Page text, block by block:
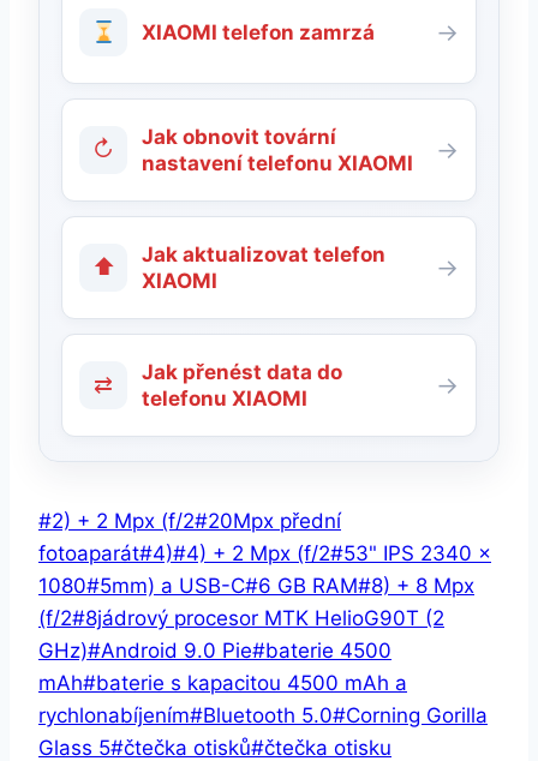
XIAOMI telefon zamrzá →
↻
Jak obnovit tovární
nastavení telefonu XIAOMI
→
⬆
Jak aktualizovat telefon
XIAOMI
→
⇄
Jak přenést data do
telefonu XIAOMI
→
Štítky
příspěvků:
#2) + 2 Mpx (f/2#20Mpx přední
fotoaparát#4)#4) + 2 Mpx (f/2#53" IPS 2340 ×
1080#5mm) a USB-C#6 GB RAM#8) + 8 Mpx
(f/2#8jádrový procesor MTK HelioG90T (2
GHz)#Android 9.0 Pie#baterie 4500
mAh#baterie s kapacitou 4500 mAh a
rychlonabíjením#Bluetooth 5.0#Corning Gorilla
Glass 5#čtečka otisků#čtečka otisku